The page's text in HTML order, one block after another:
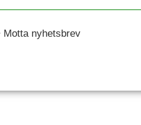
Motta nyhetsbrev